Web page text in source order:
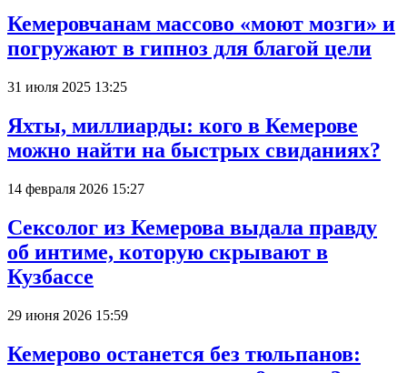
Кемеровчанам массово «моют мозги» и
погружают в гипноз для благой цели
31 июля 2025 13:25
Яхты, миллиарды: кого в Кемерове
можно найти на быстрых свиданиях?
14 февраля 2026 15:27
Сексолог из Кемерова выдала правду
об интиме, которую скрывают в
Кузбассе
29 июня 2026 15:59
Кемерово останется без тюльпанов: